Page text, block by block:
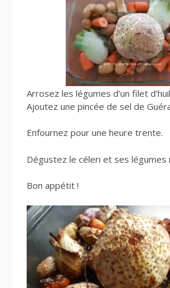
Arrosez les légumes d’un filet
Ajoutez une pincée de sel de
Enfournez pour une heure trente.
Dégustez le céleri et ses légumes
Bon appétit !